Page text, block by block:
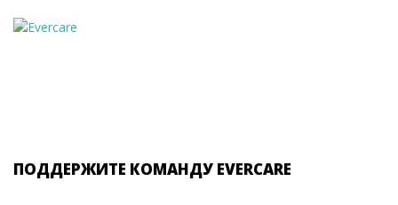
ПОДДЕРЖИТЕ КОМАНДУ EVERCARE